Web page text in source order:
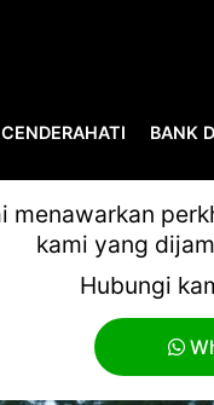
CENDERAHATI BANK
menawarkan
kami yang
Hubungi